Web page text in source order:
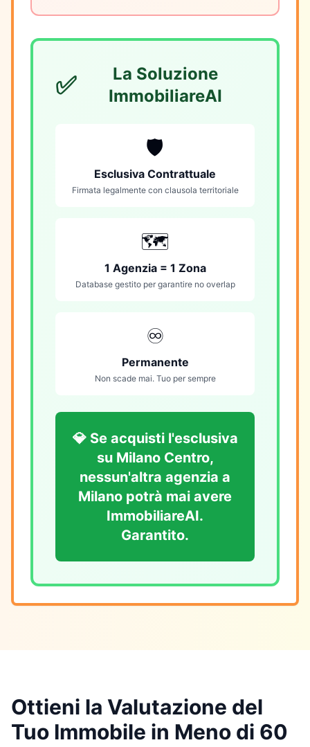
✅
La Soluzione
ImmobiliareAI
🛡️
Esclusiva Contrattuale
Firmata legalmente con clausola territoriale
🗺️
1 Agenzia = 1 Zona
Database gestito per garantire no overlap
♾️
Permanente
Non scade mai. Tuo per sempre
💎 Se acquisti l'esclusiva
su Milano Centro,
nessun'altra agenzia a
Milano potrà mai avere
ImmobiliareAI.
Garantito.
Ottieni la Valutazione del
Tuo Immobile in Meno di 60